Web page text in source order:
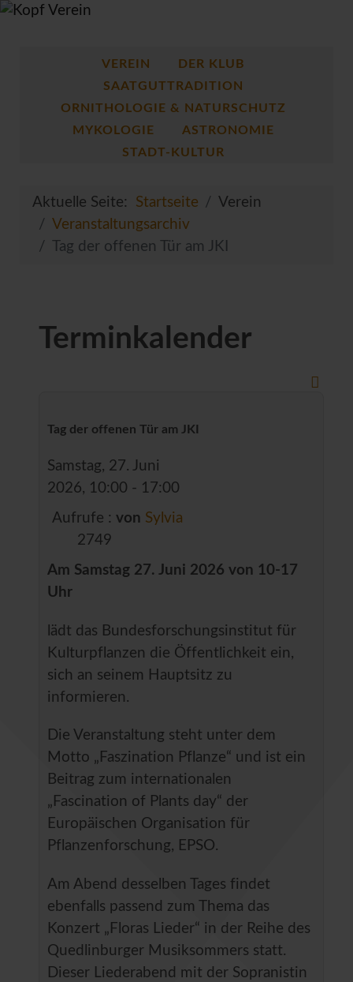
VEREIN
DER KLUB
SAATGUTTRADITION
ORNITHOLOGIE & NATURSCHUTZ
MYKOLOGIE
ASTRONOMIE
STADT-KULTUR
Aktuelle Seite: Startseite
Verein
Veranstaltungsarchiv
Tag der offenen Tür am JKI
Terminkalender
Tag der offenen Tür am JKI
Samstag, 27. Juni
2026, 10:00 - 17:00
Aufrufe :
2749
von Sylvia
Am Samstag 27. Juni 2026 von 10-17
Uhr
lädt das Bundesforschungsinstitut für
Kulturpflanzen die Öffentlichkeit ein,
sich an seinem Hauptsitz zu
informieren.
Die Veranstaltung steht unter dem
Motto „Faszination Pflanze“ und ist ein
Beitrag zum internationalen
„Fascination of Plants day“ der
Europäischen Organisation für
Pflanzenforschung, EPSO.
Am Abend desselben Tages findet
ebenfalls passend zum Thema das
Konzert „Floras Lieder“ in der Reihe des
Quedlinburger Musiksommers statt.
Dieser Liederabend mit der Sopranistin